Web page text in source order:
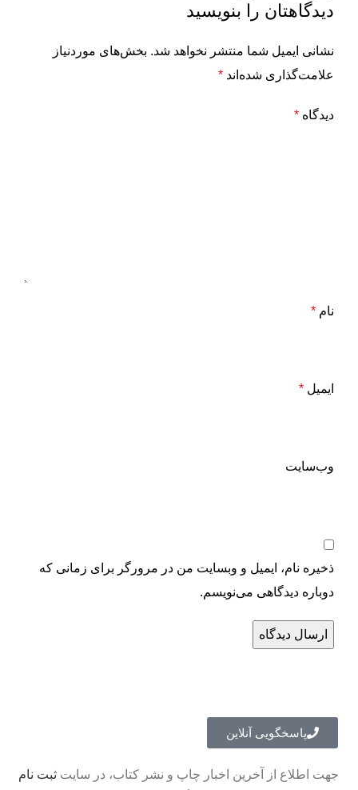
دیدگاهتان را بنویسید
نشانی ایمیل شما منتشر نخواهد شد. بخش‌های موردنیاز
علامت‌گذاری شده‌اند *
دیدگاه *
نام *
ایمیل *
وب‌سایت
ذخیره نام، ایمیل و وبسایت من در مرورگر برای زمانی که
دوباره دیدگاهی می‌نویسم.
پاسخگویی آنلاین
جهت اطلاع از آخرین اخبار چاپ و نشر کتاب، در سایت ثبت نام